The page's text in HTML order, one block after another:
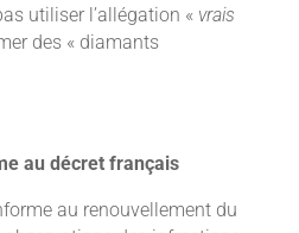
utiliser l’allégation « vrais
des « diamants
au décret français
au renouvellement du